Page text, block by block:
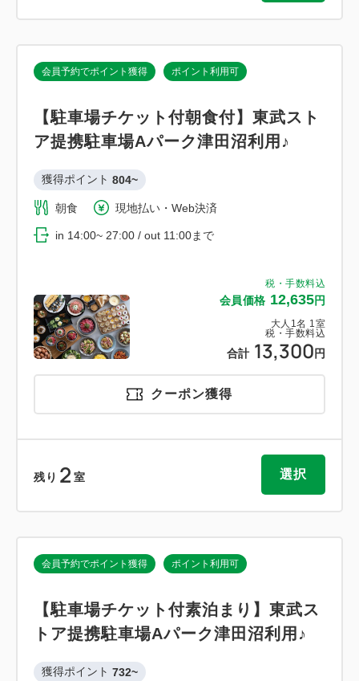
税・手数料込
会員価格 12,635円
大人 1 名 1 室
税・手数料込
合計 13,300 円
会員予約でポイント獲得 ポイント利用可
【駐車場チケット付朝食付】東武スト
ア提携駐車場Aパーク津田沼利用♪
獲得ポイント 804~
朝食 現地払い・Web決済
in 14:00~ 27:00 / out 11:00まで
クーポン獲得
残り 2 室 選択
会員予約でポイント獲得 ポイント利用可
【駐車場チケット付素泊まり】東武ス
トア提携駐車場Aパーク津田沼利用♪
獲得ポイント 732~